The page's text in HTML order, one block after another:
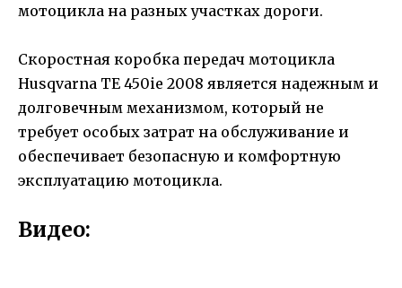
мотоцикла на разных участках дороги.
Скоростная коробка передач мотоцикла
Husqvarna TE 450ie 2008 является надежным и
долговечным механизмом, который не
требует особых затрат на обслуживание и
обеспечивает безопасную и комфортную
эксплуатацию мотоцикла.
Видео: